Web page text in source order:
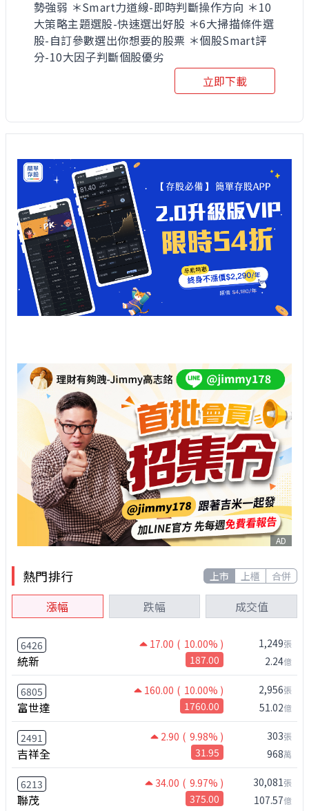
勢強弱 ＊Smart力道線-即時判斷操作方向 ＊10
大策略主題選股-快速選出好股 ＊6大掃描條件選
股-自訂參數選出你想要的股票 ＊個股Smart評
分-10大因子判斷個股優劣
立即下載
AD
熱門排行 上市 上櫃 合併
漲幅 跌幅 成交值
6426 17.00 ( 10.00% )
統新 187.00
1,249張
2.24億
6805 160.00 ( 10.00% )
富世達 1760.00
2,956張
51.02億
2491 2.90 ( 9.98% )
吉祥全 31.95
303張
968萬
6213 34.00 ( 9.97% )
聯茂 375.00
30,081張
107.57億
慶祝自選股功能上線
去登入